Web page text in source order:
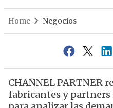
Home Negocios
CHANNEL PARTNER
fabricantes y